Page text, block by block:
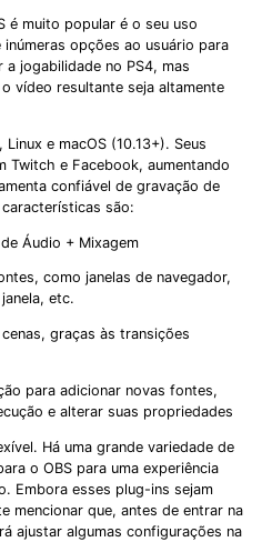
é muito popular é o seu uso
opções ao usuário para
a jogabilidade no PS4, mas
vídeo resultante seja altamente
e macOS (10.13+). Seus
Twitch e Facebook, aumentando
confiável de gravação de
são:
Áudio + Mixagem
como janelas de navegador,
etc.
graças às transições
para adicionar novas fontes,
e alterar suas propriedades
Há uma grande variedade de
o OBS para uma experiência
Embora esses plug-ins sejam
mencionar que, antes de entrar na
ajustar algumas configurações na